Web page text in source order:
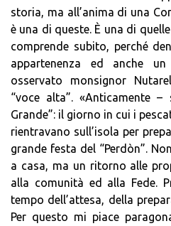
storia, ma all’anima di una
è una di queste. È una di
comprende subito, perché
appartenenza ed anche
osservato monsignor
“voce alta”. «Anticamente
Grande”: il giorno in cui i
rientravano sull’isola per
grande festa del “Perdòn”.
a casa, ma un ritorno alle
alla comunità ed alla Fede.
tempo dell’attesa, della
Per questo mi piace